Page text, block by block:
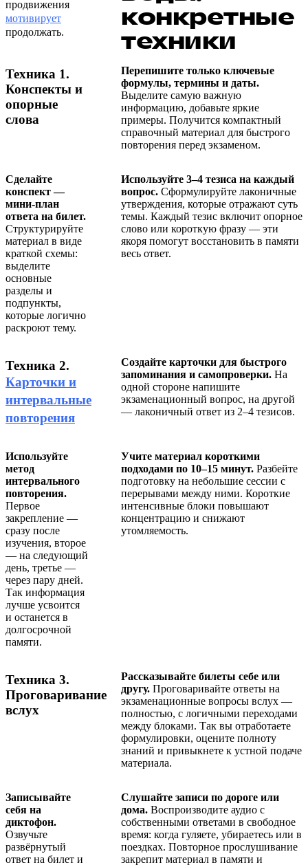
продвижения
мотивирует
продолжать.
конкретные
техники
Техника 1.
Конспекты и
опорные
слова
Перепишите только ключевые
формулы, термины и даты.
Выделите самую важную
информацию, добавьте яркие
примеры. Получится компактный
справочный материал для быстрого
повторения перед экзаменом.
Сделайте
конспект —
мини‑план
ответа на билет.
Структурируйте
материал в виде
краткой схемы:
выделите
основные
разделы и
подпункты,
которые логично
раскроют тему.
Используйте 3–4 тезиса на каждый
вопрос. Сформулируйте лаконичные
утверждения, которые отражают суть
темы. Каждый тезис включит опорное
слово или короткую фразу — эти
якоря помогут восстановить в памяти
весь ответ.
Техника 2.
Карточки и
интервальные
повторения
Создайте карточки для быстрого
запоминания и самопроверки. На
одной стороне напишите
экзаменационный вопрос, на другой
— лаконичный ответ из 2–4 тезисов.
Используйте
метод
интервального
повторения.
Первое
закрепление —
сразу после
изучения, второе
— на следующий
день, третье —
через пару дней.
Так информация
лучше усвоится
и останется в
долгосрочной
памяти.
Учите материал короткими
подходами по 10–15 минут. Разбейте
подготовку на небольшие сессии с
перерывами между ними. Короткие
интенсивные блоки повышают
концентрацию и снижают
утомляемость.
Техника 3.
Проговаривание
вслух
Рассказывайте билеты себе или
другу. Проговаривайте ответы на
экзаменационные вопросы вслух —
полностью, с логичными переходами
между блоками. Так вы отработаете
формулировки, оцените полноту
знаний и привыкнете к устной подаче
материала.
Записывайте
себя на
диктофон.
Озвучьте
развёрнутый
ответ на билет и
Слушайте записи по дороге или
дома. Воспроизводите аудио с
собственными ответами в свободное
время: когда гуляете, убираетесь или в
поездках. Повторное прослушивание
закрепит материал в памяти и